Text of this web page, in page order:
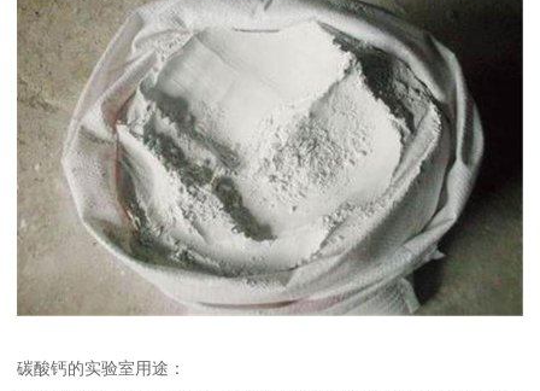
碳酸钙的实验室用途：